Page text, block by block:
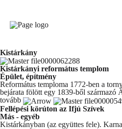
Kistárkány
Kistárkányi református templom
Épület, építmény
Református temploma 1772-ben a
bejárata fölött egy 1839-ből származó
tovább
Fellépési körúton az Ifjú Szívek
Más - egyéb
Kistárkányban (az együttes fele).